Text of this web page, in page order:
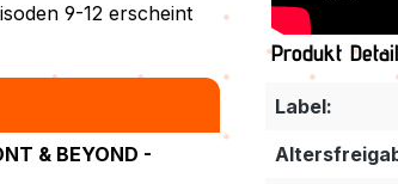
9-12 erscheint
& BEYOND -
Produkt
Label: